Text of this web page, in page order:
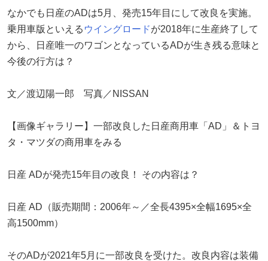
なかでも日産のADは5月、発売15年目にして改良を実施。
乗用車版といえる ウイングロードが2018年に生産終了して
から、日産唯一のワゴンとなっているADが生き残る意味と
今後の行方は？
文／渡辺陽一郎 写真／NISSAN
【画像ギャラリー】一部改良した日産商用車「AD」＆トヨ
タ・マツダの商用車をみる
日産 ADが発売15年目の改良！ その内容は？
日産 AD（販売期間：2006年～／全長4395×全幅1695×全
高1500mm）
そのADが2021年5月に一部改良を受けた。改良内容は装備